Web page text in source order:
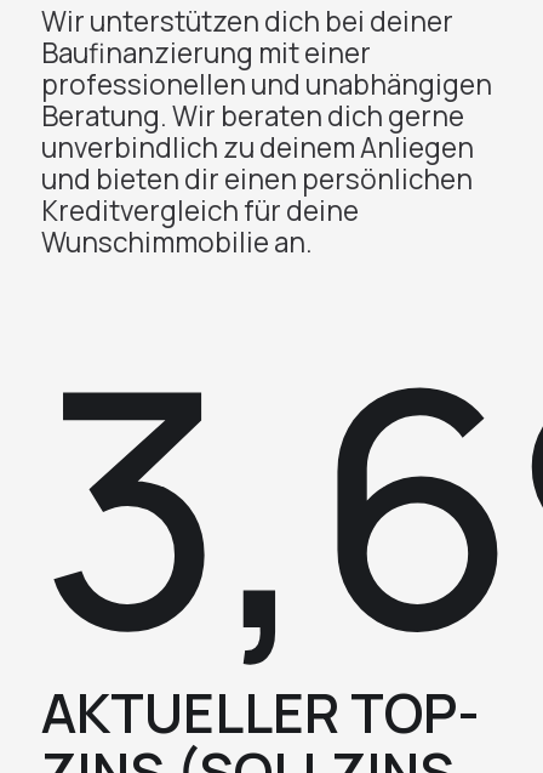
Wir unterstützen dich bei deiner
Baufinanzierung mit einer
professionellen und unabhängigen
Beratung. Wir beraten dich gerne
unverbindlich zu deinem Anliegen
und bieten dir einen persönlichen
Kreditvergleich für deine
Wunschimmobilie an.
AKTUELLER TOP-